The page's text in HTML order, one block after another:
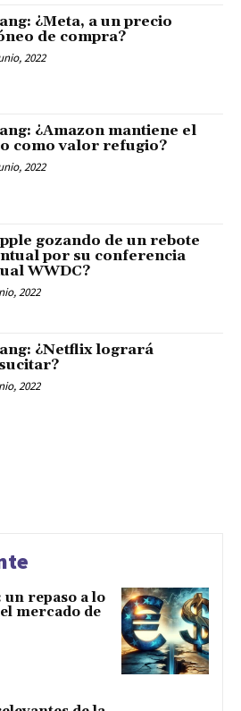
¿Meta, a un precio
de compra?
2022
¿Amazon mantiene el
como valor refugio?
2022
gozando de un rebote
por su conferencia
WWDC?
2022
¿Netflix logrará
2022
repaso a lo
mercado de